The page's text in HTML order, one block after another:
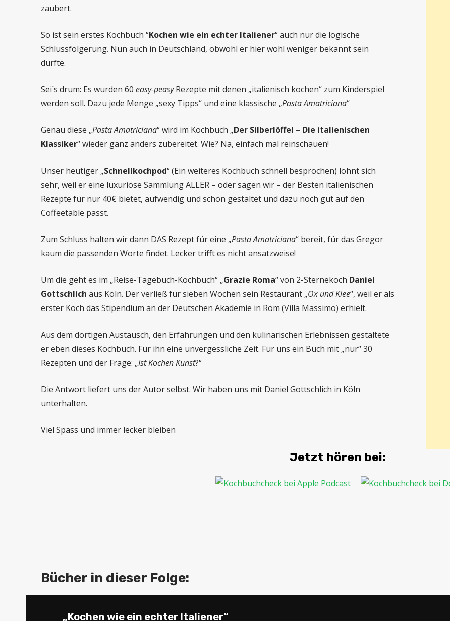
zaubert.
So ist sein erstes Kochbuch “Kochen wie ein echter Italiener“ auch nur die logische
Schlussfolgerung. Nun auch in Deutschland, obwohl er hier wohl weniger bekannt sein
dürfte.
Sei´s drum: Es wurden 60 easy-peasyRezepte mit denen „italienisch kochen“ zum Kinderspiel
werden soll. Dazu jede Menge „sexy Tipps“ und eine klassische „Pasta Amatriciana“
Genau diese „Pasta Amatriciana“ wird im Kochbuch „Der Silberlöffel – Die italienischen
Klassiker“ wieder ganz anders zubereitet. Wie? Na, einfach mal reinschauen!
Unser heutiger „Schnellkochpod“ (Ein weiteres Kochbuch schnell besprochen) lohnt sich
sehr, weil er eine luxuriöse Sammlung ALLER – oder sagen wir – der Besten italienischen
Rezepte für nur 40€ bietet, aufwendig und schön gestaltet und dazu noch gut auf den
Coffeetable passt.
Zum Schluss halten wir dann DAS Rezept für eine „Pasta Amatriciana“ bereit, für das Gregor
kaum die passenden Worte findet. Lecker trifft es nicht ansatzweise!
Um die geht es im „Reise-Tagebuch-Kochbuch“ „Grazie Roma“ von 2-Sternekoch Daniel
Gottschlich aus Köln. Der verließ für sieben Wochen sein Restaurant „Ox und Klee“, weil er als
erster Koch das Stipendium an der Deutschen Akademie in Rom (Villa Massimo) erhielt.
Aus dem dortigen Austausch, den Erfahrungen und den kulinarischen Erlebnissen gestaltete
er eben dieses Kochbuch. Für ihn eine unvergessliche Zeit. Für uns ein Buch mit „nur“ 30
Rezepten und der Frage: „Ist Kochen Kunst?“
Die Antwort liefert uns der Autor selbst. Wir haben uns mit Daniel Gottschlich in Köln
unterhalten.
Viel Spass und immer lecker bleiben
Jetzt hören bei:
Bücher in dieser Folge:
„Kochen wie ein echter Italiener“